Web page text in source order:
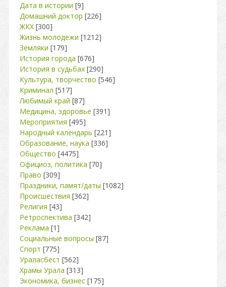
Дата в истории [9]
Домашний доктор [226]
ЖКХ [300]
Жизнь молодежи [1212]
Земляки [179]
История города [676]
История в судьбах [290]
Культура, творчество [546]
Криминал [517]
Любимый край [87]
Медицина, здоровье [391]
Мероприятия [495]
Народный календарь [221]
Образование, наука [336]
Общество [4475]
Официоз, политика [70]
Право [309]
Праздники, памят/даты [1082]
Происшествия [362]
Религия [43]
Ретроспектива [342]
Реклама [1]
Социальные вопросы [87]
Спорт [775]
Ураласбест [562]
Храмы Урала [313]
Экономика, бизнес [175]